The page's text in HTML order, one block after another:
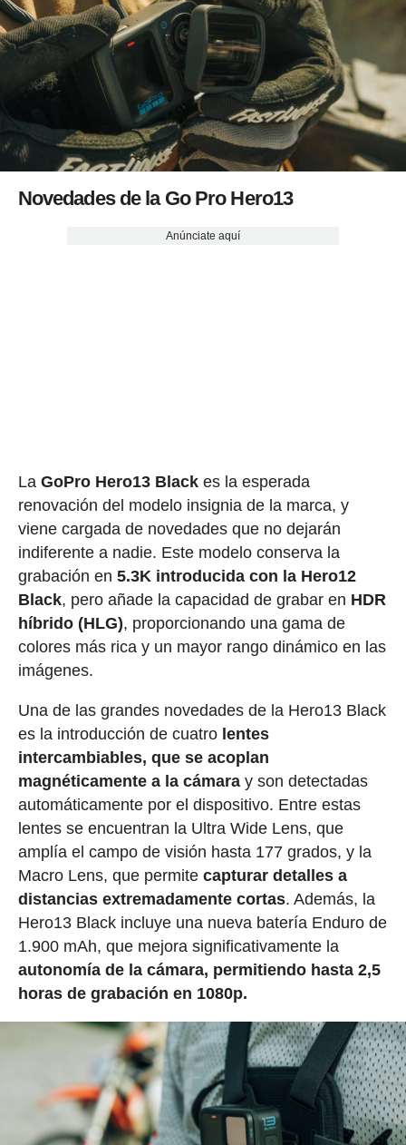
Novedades de la Go Pro Hero13
Anúnciate aquí
La GoPro Hero13 Blackes la esperada
renovación del modelo insignia de la marca, y
viene cargada de novedades que no dejarán
indiferente a nadie. Este modelo conserva la
grabación en 5.3K introducida con la Hero12
Black, pero añade la capacidad de grabar en HDR
híbrido (HLG), proporcionando una gama de
colores más rica y un mayor rango dinámico en las
imágenes.
Una de las grandes novedades de la Hero13 Black
es la introducción de cuatro lentes
intercambiables, que se acoplan
magnéticamente a la cámaray son detectadas
automáticamente por el dispositivo. Entre estas
lentes se encuentran la Ultra Wide Lens, que
amplía el campo de visión hasta 177 grados, y la
Macro Lens, que permite capturar detalles a
distancias extremadamente cortas. Además, la
Hero13 Black incluye una nueva batería Enduro de
1.900 mAh, que mejora significativamente la
autonomía de la cámara, permitiendo hasta 2,5
horas de grabación en 1080p.